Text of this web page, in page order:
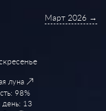
Март 2026 →
луна
98%
13